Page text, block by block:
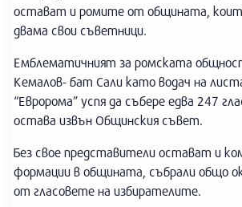
остават и ромите от общината,
двама свои съветници.
Емблематичният за ромската
Кемалов- бат Сали като водач на
“Евророма” успя да събере едва 247
остава извън Общинския съвет.
Без свое представители остават и
формации в общината, събрали общо
от гласовете на избирателите.